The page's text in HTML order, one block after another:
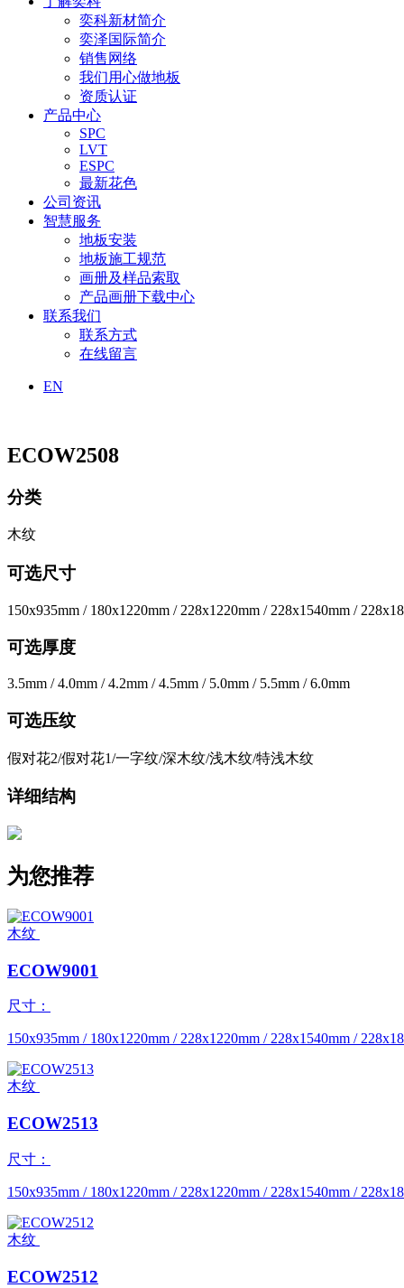
奕科新材简介
奕泽国际简介
销售网络
我们用心做地板
资质认证
产品中心
SPC
LVT
ESPC
最新花色
公司资讯
智慧服务
地板安装
地板施工规范
画册及样品索取
产品画册下载中心
联系我们
联系方式
在线留言
EN
ECOW2508
分类
木纹
可选尺寸
150x935mm / 180x1220mm / 228x1220mm / 228x1540mm /
可选厚度
3.5mm / 4.0mm / 4.2mm / 4.5mm / 5.0mm / 5.5mm / 6.0mm
可选压纹
假对花2/假对花1/一字纹/深木纹/浅木纹/特浅木纹
详细结构
为您推荐
木纹
ECOW9001
尺寸：
150x935mm / 180x1220mm / 228x1220mm / 228x1540mm /
木纹
ECOW2513
尺寸：
150x935mm / 180x1220mm / 228x1220mm / 228x1540mm /
木纹
ECOW2512